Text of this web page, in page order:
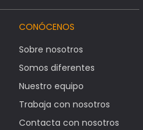
CONÓCENOS
Sobre nosotros
Somos diferentes
Nuestro equipo
Trabaja con nosotros
Contacta con nosotros